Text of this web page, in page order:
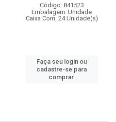
Código: 841523
Embalagem: Unidade
Caixa Com: 24 Unidade(s)
Faça seu login ou
cadastre-se para
comprar.